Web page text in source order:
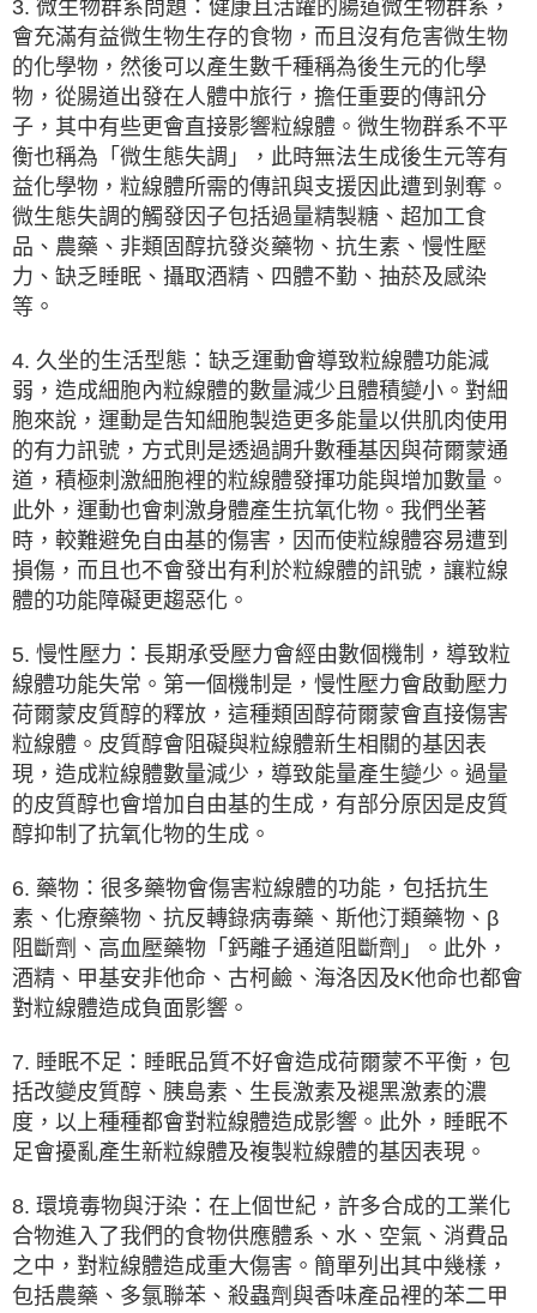
3. 微生物群系問題：健康且活躍的腸道微生物群系，
會充滿有益微生物生存的食物，而且沒有危害微生物
的化學物，然後可以產生數千種稱為後生元的化學
物，從腸道出發在人體中旅行，擔任重要的傳訊分
子，其中有些更會直接影響粒線體。微生物群系不平
衡也稱為「微生態失調」，此時無法生成後生元等有
益化學物，粒線體所需的傳訊與支援因此遭到剝奪。
微生態失調的觸發因子包括過量精製糖、超加工食
品、農藥、非類固醇抗發炎藥物、抗生素、慢性壓
力、缺乏睡眠、攝取酒精、四體不勤、抽菸及感染
等。
4. 久坐的生活型態：缺乏運動會導致粒線體功能減
弱，造成細胞內粒線體的數量減少且體積變小。對細
胞來說，運動是告知細胞製造更多能量以供肌肉使用
的有力訊號，方式則是透過調升數種基因與荷爾蒙通
道，積極刺激細胞裡的粒線體發揮功能與增加數量。
此外，運動也會刺激身體產生抗氧化物。我們坐著
時，較難避免自由基的傷害，因而使粒線體容易遭到
損傷，而且也不會發出有利於粒線體的訊號，讓粒線
體的功能障礙更趨惡化。
5. 慢性壓力：長期承受壓力會經由數個機制，導致粒
線體功能失常。第一個機制是，慢性壓力會啟動壓力
荷爾蒙皮質醇的釋放，這種類固醇荷爾蒙會直接傷害
粒線體。皮質醇會阻礙與粒線體新生相關的基因表
現，造成粒線體數量減少，導致能量產生變少。過量
的皮質醇也會增加自由基的生成，有部分原因是皮質
醇抑制了抗氧化物的生成。
6. 藥物：很多藥物會傷害粒線體的功能，包括抗生
素、化療藥物、抗反轉錄病毒藥、斯他汀類藥物、β
阻斷劑、高血壓藥物「鈣離子通道阻斷劑」。此外，
酒精、甲基安非他命、古柯鹼、海洛因及K他命也都會
對粒線體造成負面影響。
7. 睡眠不足：睡眠品質不好會造成荷爾蒙不平衡，包
括改變皮質醇、胰島素、生長激素及褪黑激素的濃
度，以上種種都會對粒線體造成影響。此外，睡眠不
足會擾亂產生新粒線體及複製粒線體的基因表現。
8. 環境毒物與汙染：在上個世紀，許多合成的工業化
合物進入了我們的食物供應體系、水、空氣、消費品
之中，對粒線體造成重大傷害。簡單列出其中幾樣，
包括農藥、多氯聯苯、殺蟲劑與香味產品裡的苯二甲